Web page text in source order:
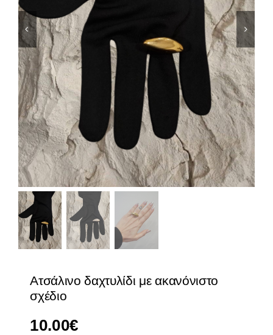
Μαγιό
Special prices
The blog
Επικοινωνία
Ατσάλινο δαχτυλίδι με ακανόνιστο
σχέδιο
10.00€